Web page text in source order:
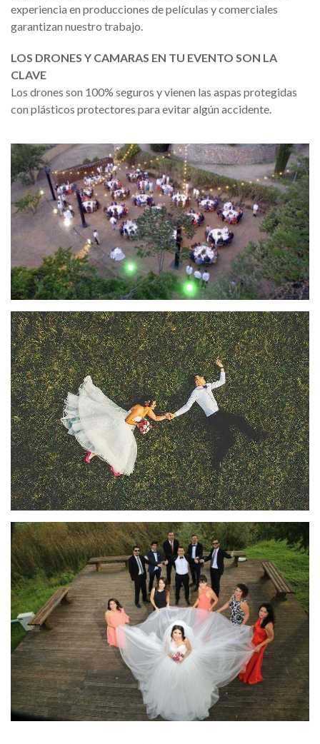
experiencia en producciones de películas y comerciales
garantizan nuestro trabajo.
LOS DRONES Y CAMARAS EN TU EVENTO SON LA
CLAVE
Los drones son 100% seguros y vienen las aspas protegidas
con plásticos protectores para evitar algún accidente.